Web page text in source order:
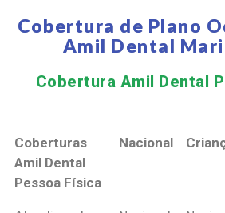
Cobertura de Plano
Amil Dental
Cobertura Amil Dental
Coberturas
Amil Dental
Pessoa Física
Nacional
Coberturas
Nacional